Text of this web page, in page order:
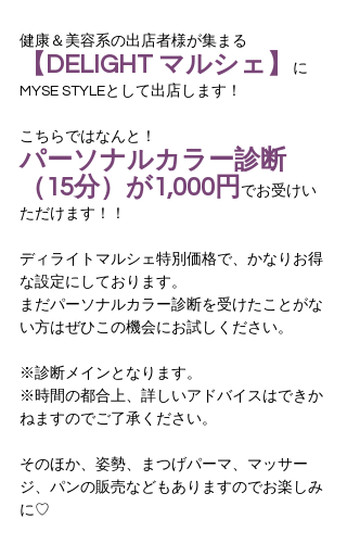
健康＆美容系の出店者様が集まる
【DELIGHT マルシェ】
に
MYSE STYLEとして出店します！
こちらではなんと！
パーソナルカラー診断
（15分）が1,000円 でお受けい
ただけます！！
ディライトマルシェ特別価格で、かなりお得
な設定にしております。
まだパーソナルカラー診断を受けたことがな
い方はぜひこの機会にお試しください。
※診断メインとなります。
※時間の都合上、詳しいアドバイスはできか
ねますのでご了承ください。
そのほか、姿勢、まつげパーマ、マッサー
ジ、パンの販売などもありますのでお楽しみ
に♡